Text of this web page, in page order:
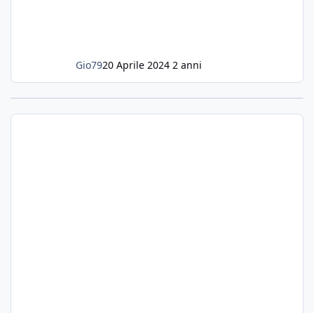
Gio7920 Aprile 2024 2 anni